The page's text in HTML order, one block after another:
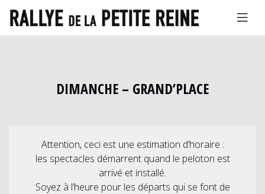
DIMANCHE – GRAND’PLACE
Attention, ceci est une estimation d’horaire :
les spectacles démarrent quand le peloton est
arrivé et installé.
Soyez à l’heure pour les départs qui se font de